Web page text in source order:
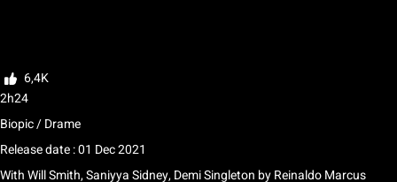
6,4K
2h24
Biopic / Drame
Release date : 01 Dec 2021
WithWill Smith, Saniyya Sidney, Demi Singleton byReinaldo Marcus